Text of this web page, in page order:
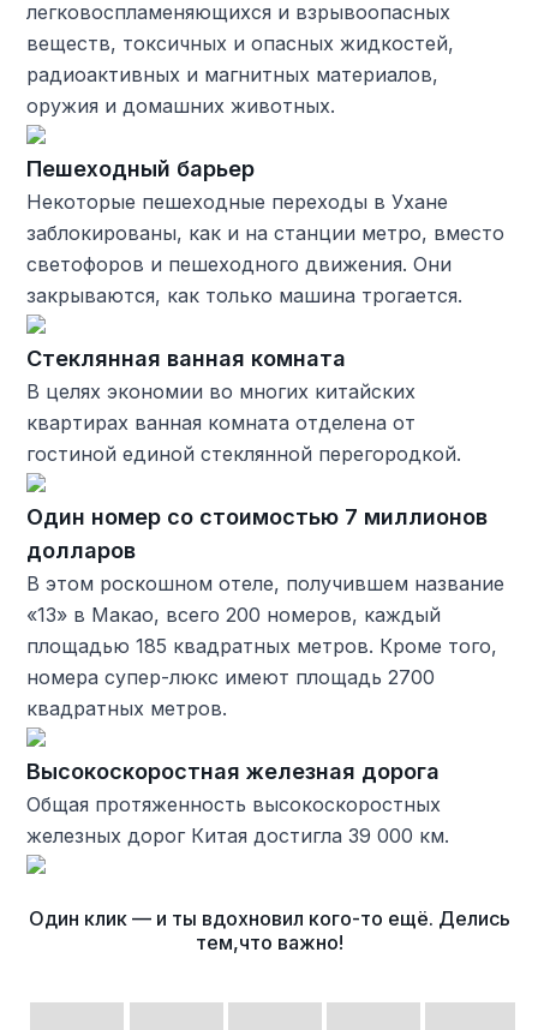
легковоспламеняющихся и взрывоопасных
веществ, токсичных и опасных жидкостей,
радиоактивных и магнитных материалов,
оружия и домашних животных.
Пешеходный барьер
Некоторые пешеходные переходы в Ухане
заблокированы, как и на станции метро, вместо
светофоров и пешеходного движения. Они
закрываются, как только машина трогается.
Стеклянная ванная комната
В целях экономии во многих китайских
квартирах ванная комната отделена от
гостиной единой стеклянной перегородкой.
Один номер со стоимостью 7 миллионов
долларов
В этом роскошном отеле, получившем название
«13» в Макао, всего 200 номеров, каждый
площадью 185 квадратных метров. Кроме того,
номера супер-люкс имеют площадь 2700
квадратных метров.
Высокоскоростная железная дорога
Общая протяженность высокоскоростных
железных дорог Китая достигла 39 000 км.